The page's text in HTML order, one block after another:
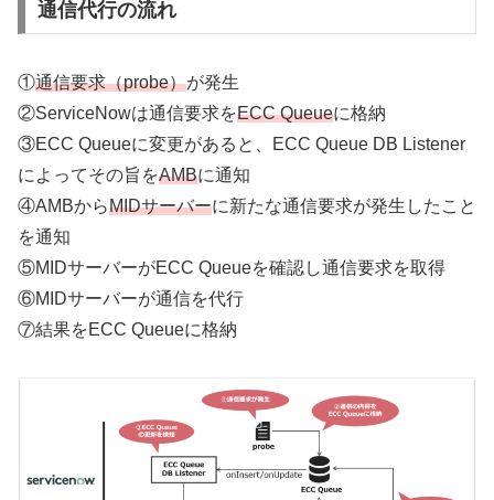
通信代行の流れ
①通信要求（probe）が発生
②ServiceNowは通信要求をECC Queueに格納
③ECC Queueに変更があると、ECC Queue DB Listener
によってその旨をAMBに通知
④AMBからMIDサーバーに新たな通信要求が発生したこと
を通知
⑤MIDサーバーがECC Queueを確認し通信要求を取得
⑥MIDサーバーが通信を代行
⑦結果をECC Queueに格納